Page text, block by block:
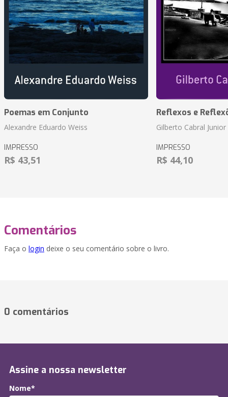
Poemas em Conjunto
Alexandre Eduardo Weiss
IMPRESSO
R$ 43,51
Reflexos e
Gilberto Cabral Junior
IMPRESSO
R$ 44,10
Comentários
Faça o login deixe o seu comentário sobre o livro.
0 comentários
Assine a nossa newsletter
Nome*